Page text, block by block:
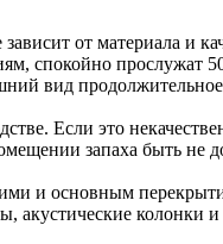
от материала и
спокойно прослужат
вид
Если это
запаха быть не
основным
акустические колонки и